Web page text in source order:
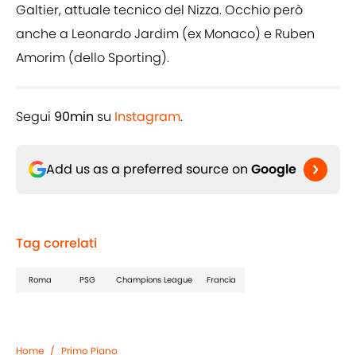
Galtier, attuale tecnico del Nizza. Occhio però
anche a Leonardo Jardim (ex Monaco) e Ruben
Amorim (dello Sporting).
Segui 90min su Instagram.
Add us as a preferred source on Google
Tag correlati
Roma PSG Champions League Francia
Home / Primo Piano